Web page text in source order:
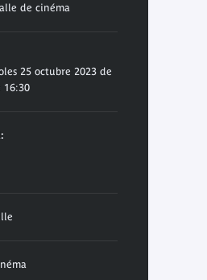
de cinéma
25 octubre 2023 de
16:30